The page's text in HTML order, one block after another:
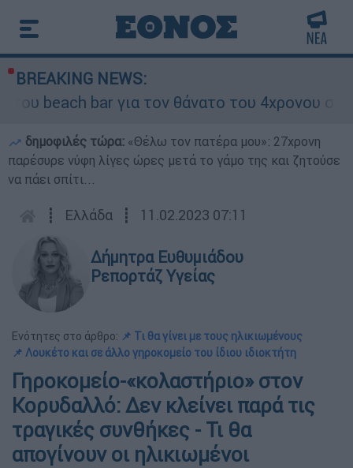
BREAKING NEWS:
bar για τον θάνατο του 4χρονου στην
δημοφιλές τώρα: «Θέλω τον πατέρα μου»: 27χρονη
παρέσυρε νύφη λίγες ώρες μετά το γάμο της και ζητούσε
να πάει σπίτι...
┋ Ελλάδα ┋ 11.02.2023 07:11
Δήμητρα Ευθυμιάδου
Ρεπορτάζ Υγείας
Ενότητες στο άρθρο: 📌 Τι θα γίνει με τους ηλικιωμένους
📌 Λουκέτο και σε άλλο γηροκομείο του ίδιου ιδιοκτήτη
Γηροκομείο-«κολαστήριο» στον
Κορυδαλλό: Δεν κλείνει παρά τις
τραγικές συνθήκες - Τι θα
απογίνουν οι ηλικιωμένοι